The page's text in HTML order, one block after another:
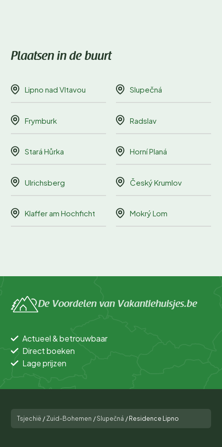
Plaatsen in de buurt
Lipno nad Vltavou Slupečná
Frymburk Radslav
Stará Hůrka Horní Planá
Ulrichsberg Český Krumlov
Klaffer am Hochficht Mokrý Lom
De Voordelen van Vakantiehuisjes.be
Actueel & betrouwbaar
Direct boeken
Lage prijzen
Tsjechië / Zuid-Bohemen /Slupečná / Residence Lipno